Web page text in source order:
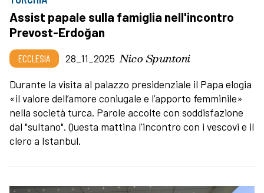
Assist papale sulla famiglia nell'incontro
Prevost-Erdoğan
ECCLESIA 28_11_2025 Nico Spuntoni
Durante la visita al palazzo presidenziale il Papa elogia
«il valore dell’amore coniugale e l’apporto femminile»
nella società turca. Parole accolte con soddisfazione
dal "sultano". Questa mattina l'incontro con i vescovi e il
clero a Istanbul.